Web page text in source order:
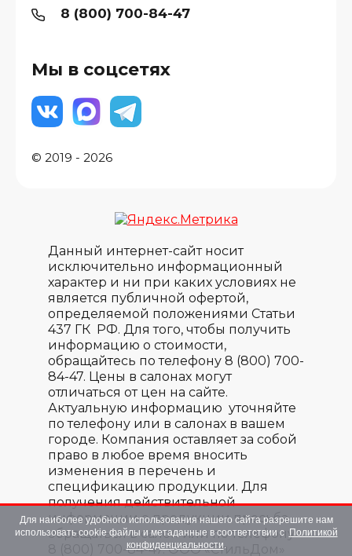
© 2019 - 2026
8 (800) 700-84-47
Мы в соцсетях
Данный интернет-сайт носит
исключительно информационный
характер и ни при каких условиях не
является публичной офертой,
определяемой положениями Статьи
437 ГК РФ. Для того, чтобы получить
информацию о стоимости,
обращайтесь по телефону 8 (800) 700-
84-47. Цены в салонах могут
отличаться от цен на сайте.
Актуальную информацию уточняйте
по телефону или в салонах в вашем
городе. Компания оставляет за собой
право в любое время вносить
изменения в перечень и
спецификацию продукции. Для
получения действительной
информации о продукции просьба
обращаться в салон или по телефону
8 (800) 700-84-47. ООО «СтильДом»
Для наиболее удобного использования нашего сайта разрешите нам
использовать cookie файлы и метаданные в соответствии с Политикой
конфиденциальности.